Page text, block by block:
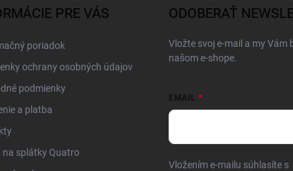
PRE VÁS
poriadok
ochrany osobných údajov
podmienky
a platba
na splátky Quatro
ODOBERAŤ
Vložte svoj e-mail a my
našom e-shope.
EMAIL
Vložením e-mailu súhlasíte s